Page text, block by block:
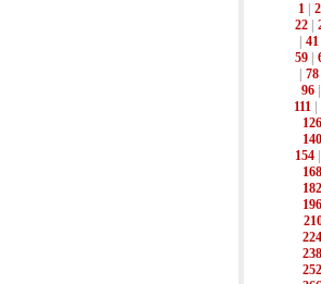
1
2
22|
41
59|
78
96
111|
126
140
154
168
182
196
224
238
252